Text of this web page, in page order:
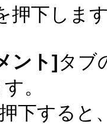
押下しま
ント]タブ
。
下すると